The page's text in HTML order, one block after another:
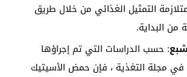
التمثيل الغذائي من خلال طريق
من البداية.
: حسب الدراسات التي تم إجراؤها
مجلة التغذية ، فإن حمض الأسيتيك